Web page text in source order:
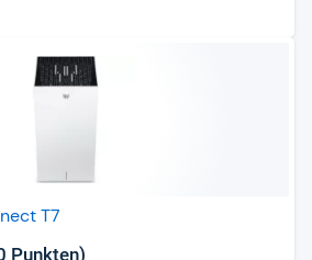
T7
Punkten)